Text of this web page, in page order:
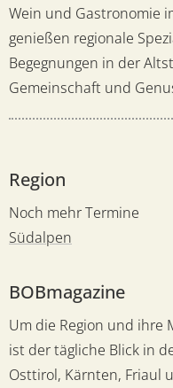
Wein und Gastronomie
genießen regionale
Begegnungen in der
Gemeinschaft und
Region
Noch mehr Termine
Südalpen
BOBmagazine
Um die Region und ihre
ist der tägliche Blick in
Osttirol, Kärnten, Friaul